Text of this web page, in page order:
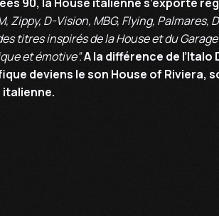
Zippy, D-Vision, MBG, Flying, Palmares,
titres inspirés de la House et du
et émotive”.A la différence de
deviens le son House of Riviera,
italienne.